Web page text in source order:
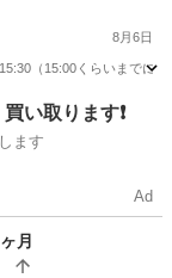
8月6日
（15:00くらいまで
い取ります❗️
ます
Ad
月